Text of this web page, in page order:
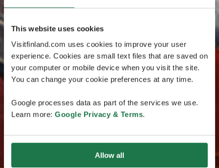
This website uses cookies
Visitfinland.com uses cookies to improve your user
experience. Cookies are small text files that are saved on
your computer or mobile device when you visit the site.
You can change your cookie preferences at any time.
Google processes data as part of the services we use.
Learn more: Google Privacy & Terms.
Allow all